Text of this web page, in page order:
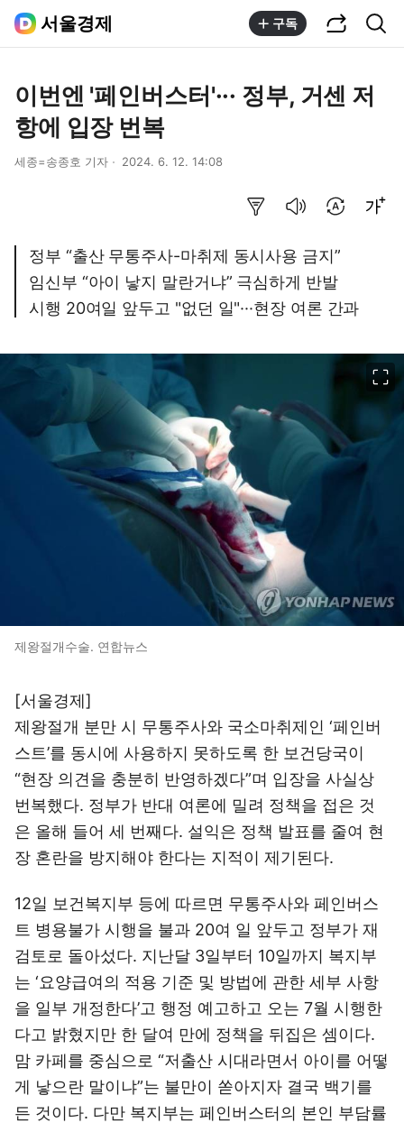
서울경제 구독
이번엔 '페인버스터'··· 정부, 거센 저
항에 입장 번복
세종=송종호 기자 2024. 6. 12. 14:08
정부 “출산 무통주사-마취제 동시사용 금지”
임신부 “아이 낳지 말란거냐” 극심하게 반발
시행 20여일 앞두고 "없던 일"···현장 여론 간과
제왕절개수술. 연합뉴스
[서울경제]
제왕절개 분만 시 무통주사와 국소마취제인 ‘페인버
스트’를 동시에 사용하지 못하도록 한 보건당국이
“현장 의견을 충분히 반영하겠다”며 입장을 사실상
번복했다. 정부가 반대 여론에 밀려 정책을 접은 것
은 올해 들어 세 번째다. 설익은 정책 발표를 줄여 현
장 혼란을 방지해야 한다는 지적이 제기된다.
12일 보건복지부 등에 따르면 무통주사와 페인버스
트 병용불가 시행을 불과 20여 일 앞두고 정부가 재
검토로 돌아섰다. 지난달 3일부터 10일까지 복지부
는 ‘요양급여의 적용 기준 및 방법에 관한 세부 사항
을 일부 개정한다’고 행정 예고하고 오는 7월 시행한
다고 밝혔지만 한 달여 만에 정책을 뒤집은 셈이다.
맘 카페를 중심으로 “저출산 시대라면서 아이를 어떻
게 낳으란 말이냐”는 불만이 쏟아지자 결국 백기를
든 것이다. 다만 복지부는 페인버스터의 본인 부담률